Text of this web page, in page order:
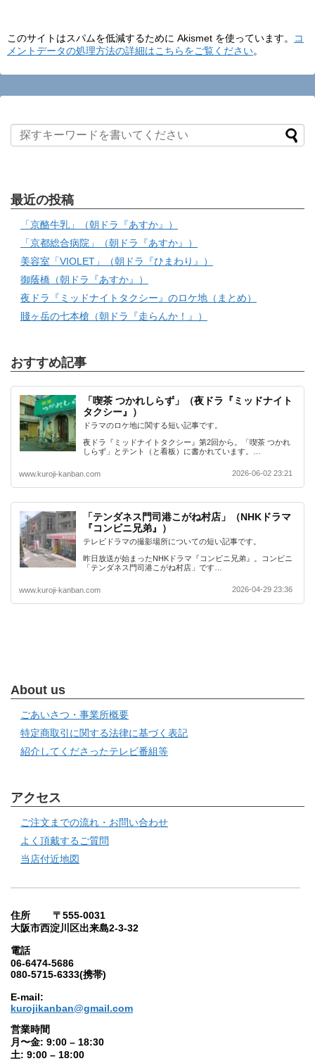
このサイトはスパムを低減するために Akismet を使っています。
コ
メントデータの処理方法の詳細はこちらをご覧ください。
最近の投稿
「京酪牛乳」（朝ドラ『あすか』）
「京都総合病院」（朝ドラ『あすか』）
美容室「VIOLET」（朝ドラ『ひまわり』）
御蔭橋（朝ドラ『あすか』）
夜ドラ『ミッドナイトタクシー』のロケ地（まとめ）
賤ヶ岳の七本槍（朝ドラ『走らんか！』）
おすすめ記事
「喫茶 つかれしらず」（夜ドラ『ミッドナイト
タクシー』）
ドラマのロケ地に関する短い記事です。
夜ドラ『ミッドナイトタクシー』第2回から。「喫茶 つかれ
しらず」とテント（と看板）に書かれています。…
www.kuroji-kanban.com 2026-06-02 23:21
「テンダネス門司港こがね村店」（NHKドラマ
『コンビニ兄弟』）
テレビドラマの撮影場所についての短い記事です。
昨日放送が始まったNHKドラマ『コンビニ兄弟』。コンビニ
「テンダネス門司港こがね村店」です…
www.kuroji-kanban.com 2026-04-29 23:36
About us
ごあいさつ・事業所概要
特定商取引に関する法律に基づく表記
紹介してくださったテレビ番組等
アクセス
ご注文までの流れ・お問い合わせ
よく頂戴するご質問
当店付近地図
住所 〒555-0031
大阪市西淀川区出来島2-3-32
電話
06-6474-5686
080-5715-6333(携帯)
E-mail:
kurojikanban@gmail.com
営業時間
月〜金: 9:00 – 18:30
土: 9:00 – 18:00